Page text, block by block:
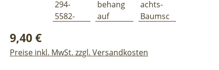
Regulärer Preis:
9,40 €
Preise inkl. MwSt. zzgl. Versandkosten